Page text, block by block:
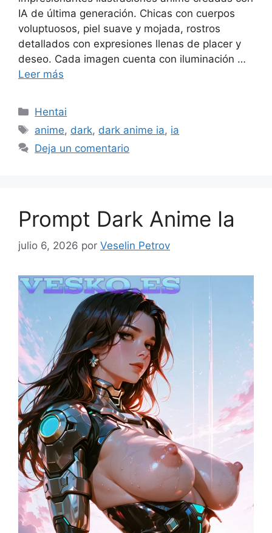
IA de última generación. Chicas con cuerpos
voluptuosos, piel suave y mojada, rostros
detallados con expresiones llenas de placer y
deseo. Cada imagen cuenta con iluminación …
Leer más
Categorías
Hentai
Etiquetas
anime, dark, dark anime ia, ia
Deja un comentario
Prompt Dark Anime Ia
julio 6, 2026 por Veselin Petrov